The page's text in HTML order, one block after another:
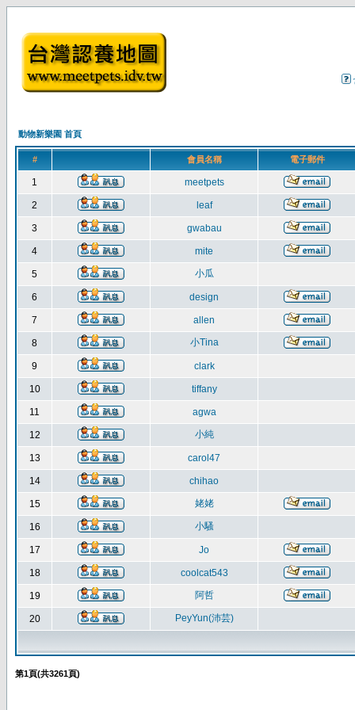
動物新樂園 首頁
# 會員名稱 電子郵件
1 meetpets
2 leaf
3 gwabau
4 mite
5 小瓜
6 design
7 allen
8 小Tina
9 clark
10 tiffany
11 agwa
12 小純
13 carol47
14 chihao
15 姥姥
16 小騷
17 Jo
18 coolcat543
19 阿哲
20 PeyYun(沛芸)
第1頁(共3261頁)